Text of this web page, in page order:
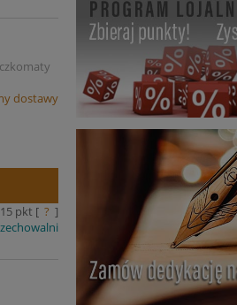
dostawy
15pkt [ ? ]